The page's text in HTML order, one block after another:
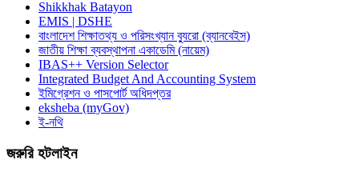
Shikkhak Batayon
EMIS | DSHE
বাংলাদেশ শিক্ষাতথ্য ও পরিসংখ্যান ব্যুরো (ব্যানবেইস)
জাতীয় শিক্ষা ব্যবস্থাপনা একাডেমি (নায়েম)
IBAS++ Version Selector
Integrated Budget And Accounting System
ইমিগ্রেশন ও পাসপোর্ট অধিদপ্তর
eksheba (myGov)
ই-নথি
জরুরি হটলাইন